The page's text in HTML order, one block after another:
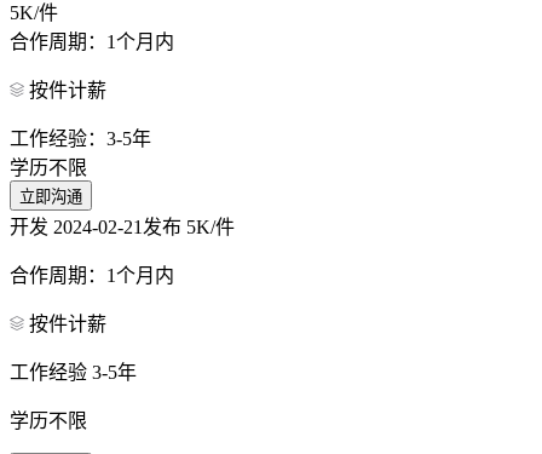
5K/件
合作周期：1个月内
按件计薪
工作经验：3-5年
学历不限
立即沟通
开发 2024-02-21发布 5K/件
合作周期：1个月内
按件计薪
工作经验 3-5年
学历不限